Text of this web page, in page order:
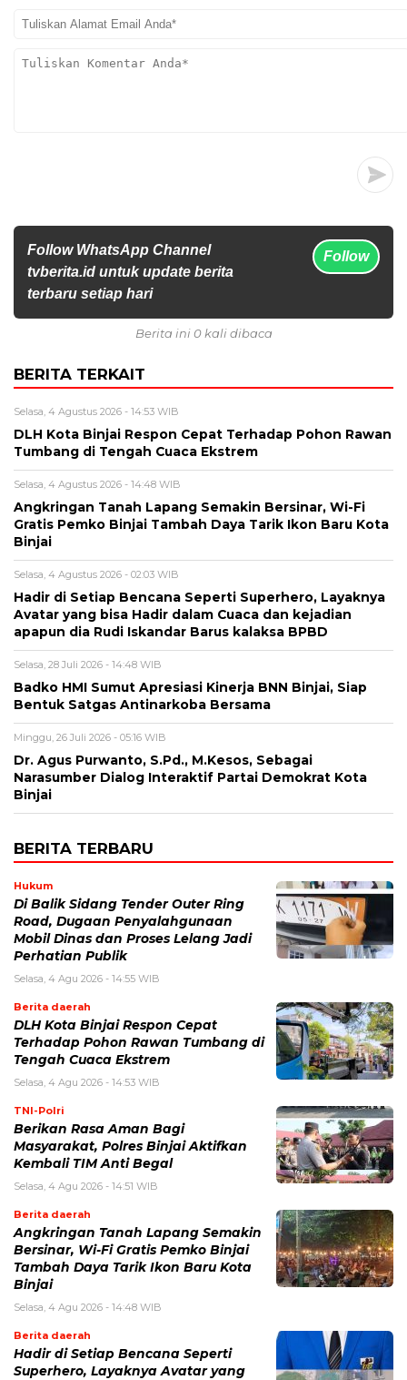
Follow WhatsApp Channel
tvberita.id untuk update berita
terbaru setiap hari
Follow
Berita ini 0 kali dibaca
BERITA TERKAIT
Selasa, 4 Agustus 2026 - 14:53 WIB
DLH Kota Binjai Respon Cepat Terhadap Pohon Rawan
Tumbang di Tengah Cuaca Ekstrem
Selasa, 4 Agustus 2026 - 14:48 WIB
Angkringan Tanah Lapang Semakin Bersinar, Wi-Fi
Gratis Pemko Binjai Tambah Daya Tarik Ikon Baru Kota
Binjai
Selasa, 4 Agustus 2026 - 02:03 WIB
Hadir di Setiap Bencana Seperti Superhero, Layaknya
Avatar yang bisa Hadir dalam Cuaca dan kejadian
apapun dia Rudi Iskandar Barus kalaksa BPBD
Selasa, 28 Juli 2026 - 14:48 WIB
Badko HMI Sumut Apresiasi Kinerja BNN Binjai, Siap
Bentuk Satgas Antinarkoba Bersama
Minggu, 26 Juli 2026 - 05:16 WIB
Dr. Agus Purwanto, S.Pd., M.Kesos, Sebagai
Narasumber Dialog Interaktif Partai Demokrat Kota
Binjai
BERITA TERBARU
Hukum
Di Balik Sidang Tender Outer Ring
Road, Dugaan Penyalahgunaan
Mobil Dinas dan Proses Lelang Jadi
Perhatian Publik
Selasa, 4 Agu 2026 - 14:55 WIB
Berita daerah
DLH Kota Binjai Respon Cepat
Terhadap Pohon Rawan Tumbang di
Tengah Cuaca Ekstrem
Selasa, 4 Agu 2026 - 14:53 WIB
TNI-Polri
Berikan Rasa Aman Bagi
Masyarakat, Polres Binjai Aktifkan
Kembali TIM Anti Begal
Selasa, 4 Agu 2026 - 14:51 WIB
Berita daerah
Angkringan Tanah Lapang Semakin
Bersinar, Wi-Fi Gratis Pemko Binjai
Tambah Daya Tarik Ikon Baru Kota
Binjai
Selasa, 4 Agu 2026 - 14:48 WIB
Berita daerah
Hadir di Setiap Bencana Seperti
Superhero, Layaknya Avatar yang